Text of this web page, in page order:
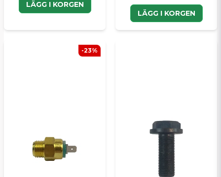
LÄGG I KORGEN
LÄGG I KORGEN
-23%